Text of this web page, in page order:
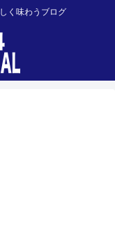
く味わうブログ